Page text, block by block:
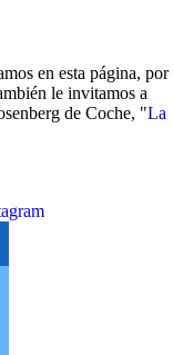
en esta página, por
le invitamos a
de Coche, "La